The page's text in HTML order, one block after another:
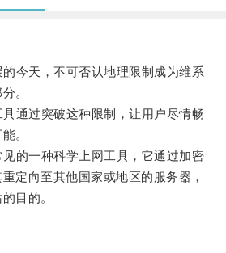
天，不可否认地理限制成为维系
。
过突破这种限制，让用户尽情畅
。
一种科学上网工具，它通过加密
定向至其他国家或地区的服务器，
目的。